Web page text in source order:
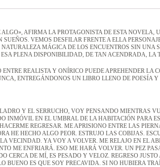
AFIRMA LA PROTAGONISTA DE ESTA
VEMOS DESFILAR FRENTE A ELLA
MÁGICA DE LOS ENCUENTROS SIN
PLENA DISPONIBILIDAD, DE TAN ACENDRADA, LA
REALISTA Y ONÍRICO PUEDE APREHENDER LA
ENTREGÁNDONOS UN LIBRO LLENO DE POESÍA Y
Y EL SERRUCHO, VOY PENSANDO MIENTRAS
INMÓVIL EN EL UMBRAL DE LA HABITACIÓN PARA
REGRESAR. ME APRISIONO ENTRE LAS
HE HECHO ALGO PEOR. ESTRUJO LAS COBIJAS.
VECINDAD. YA VOY A VOLVER. ME RELAJO EN EL
ME ENFRIARÁ. ESO ME HARÁ VOLVER. UN PEZ
DE MÍ, ES PESADO Y VELOZ. REGRESO
BUENO ES QUE SOY PRECAVIDA. SI NO HUBIERA